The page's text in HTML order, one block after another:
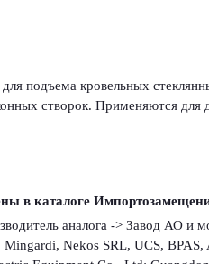
подъема кровельных
створок. Применяются для
в каталоге
аналога -> Завод АО и
Nekos SRL, UCS,